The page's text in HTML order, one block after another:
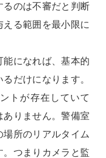
るのは不審だと判断
る範囲を最小限に
になれば、基本的
だけになります。
トが存在していて
ありません。警備室
所のリアルタイム
つまりカメラと監